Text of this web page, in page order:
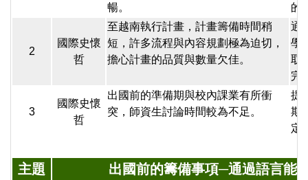
暢。
的
2
國際史懷
哲
至越南執行計畫，計畫籌備時間稍
短，許多流程與內容規劃極為迫切，
擔心計畫的品質與數量欠佳。
通
學
取
完
3
國際史懷
哲
出國前的準備期與校內課業有所衝
突，師資生討論時間較為不足。
提
期
定
主題
出國前的籌備事項─通過語言能